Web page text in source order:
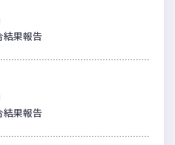
結果報告
結果報告